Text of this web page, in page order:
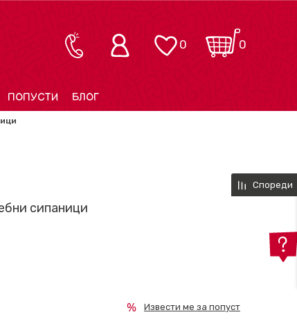
0
0
ПОПУСТИ БЛОГ
сипаници
Извести ме за попуст
Спореди